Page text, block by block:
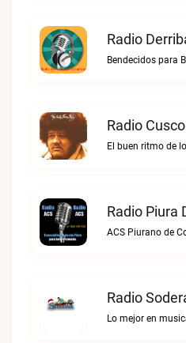
Radio
Radio Piura